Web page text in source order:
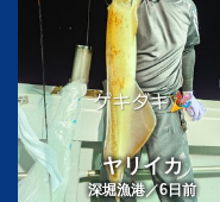
ヤリイカ
深堀漁港／6日前